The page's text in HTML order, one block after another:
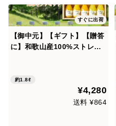
すぐに出荷
【御中元】【ギフト】【贈答
に】和歌山産100%ストレー
約1.8ℓ
¥4,280
送料 ¥864